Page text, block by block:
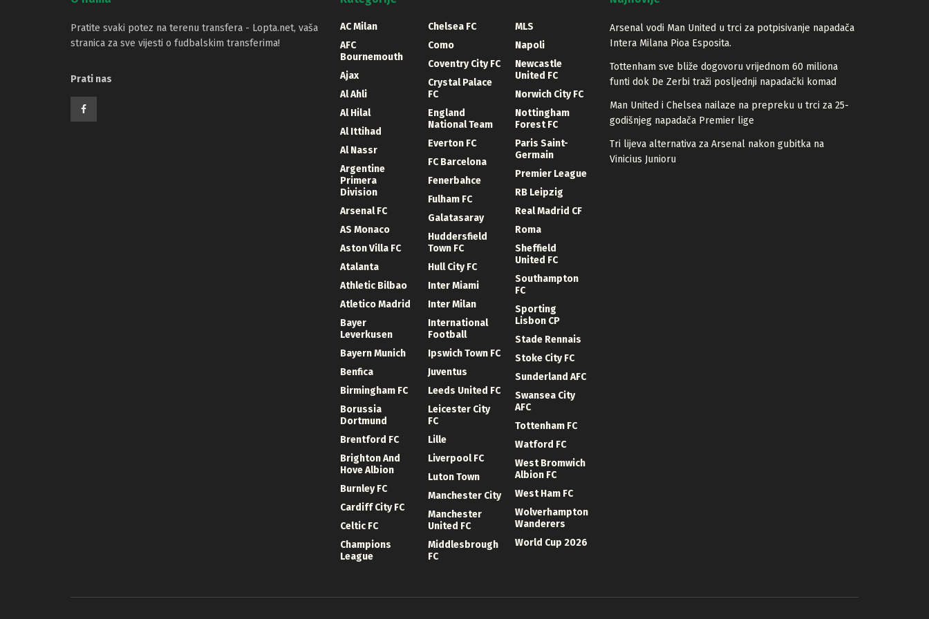
Pratite svaki potez na terenu transfera - Lopta.net, vaša
stranica za sve vijesti o fudbalskim transferima!
Prati nas
AC Milan
AFC
Bournemouth
Ajax
Al Ahli
Al Hilal
Al Ittihad
Al Nassr
Argentine
Primera
Division
Arsenal FC
AS Monaco
Aston Villa FC
Atalanta
Athletic Bilbao
Atletico Madrid
Bayer
Leverkusen
Bayern Munich
Benfica
Birmingham FC
Borussia
Dortmund
Brentford FC
Brighton And
Hove Albion
Burnley FC
Cardiff City FC
Celtic FC
Champions
League
Chelsea FC
Como
Coventry City FC
Crystal Palace
FC
England
National Team
Everton FC
FC Barcelona
Fenerbahce
Fulham FC
Galatasaray
Huddersfield
Town FC
Hull City FC
Inter Miami
Inter Milan
International
Football
Ipswich Town FC
Juventus
Leeds United FC
Leicester City
FC
Lille
Liverpool FC
Luton Town
Manchester City
Manchester
United FC
Middlesbrough
FC
MLS
Napoli
Newcastle
United FC
Norwich City FC
Nottingham
Forest FC
Paris Saint-
Germain
Premier League
RB Leipzig
Real Madrid CF
Roma
Sheffield
United FC
Southampton
FC
Sporting
Lisbon CP
Stade Rennais
Stoke City FC
Sunderland AFC
Swansea City
AFC
Tottenham FC
Watford FC
West Bromwich
Albion FC
West Ham FC
Wolverhampton
Wanderers
World Cup 2026
Arsenal vodi Man United u trci za potpisivanje napadača
Intera Milana Pioa Esposita.
Tottenham sve bliže dogovoru vrijednom 60 miliona
funti dok De Zerbi traži posljednji napadački komad
Man United i Chelsea nailaze na prepreku u trci za 25-
godišnjeg napadača Premier lige
Tri lijeva alternativa za Arsenal nakon gubitka na
Vinicius Junioru